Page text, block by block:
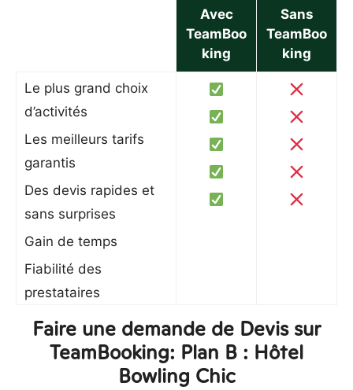
Avec
TeamBoo
king
Sans
TeamBoo
king
Le plus grand choix
d’activités
Les meilleurs tarifs
garantis
Des devis rapides et
sans surprises
Gain de temps
Fiabilité des
prestataires
Faire une demande de Devis sur
TeamBooking: Plan B : Hôtel
Bowling Chic